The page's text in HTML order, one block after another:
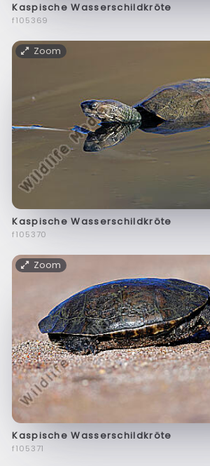
Kaspische Wasserschildkröte
f105369
Zoom
Kaspische Wasserschildkröte
f105370
Zoom
Kaspische Wasserschildkröte
f105371